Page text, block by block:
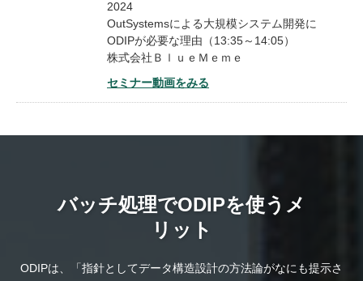
2024
OutSystemsによる大規模システム開発に
ODIPが必要な理由（13:35～14:05）
株式会社ＢｌｕｅＭｅｍｅ
セミナー動画をみる
バッチ処理でODIPを使うメ
リット
ODIPは、「指針としてデータ構造設計の方法論がなにも提示さ